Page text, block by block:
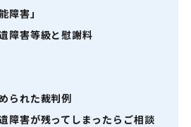
障害」
障害等級と慰謝料
られた裁判例
障害が残ってしまったらご相談